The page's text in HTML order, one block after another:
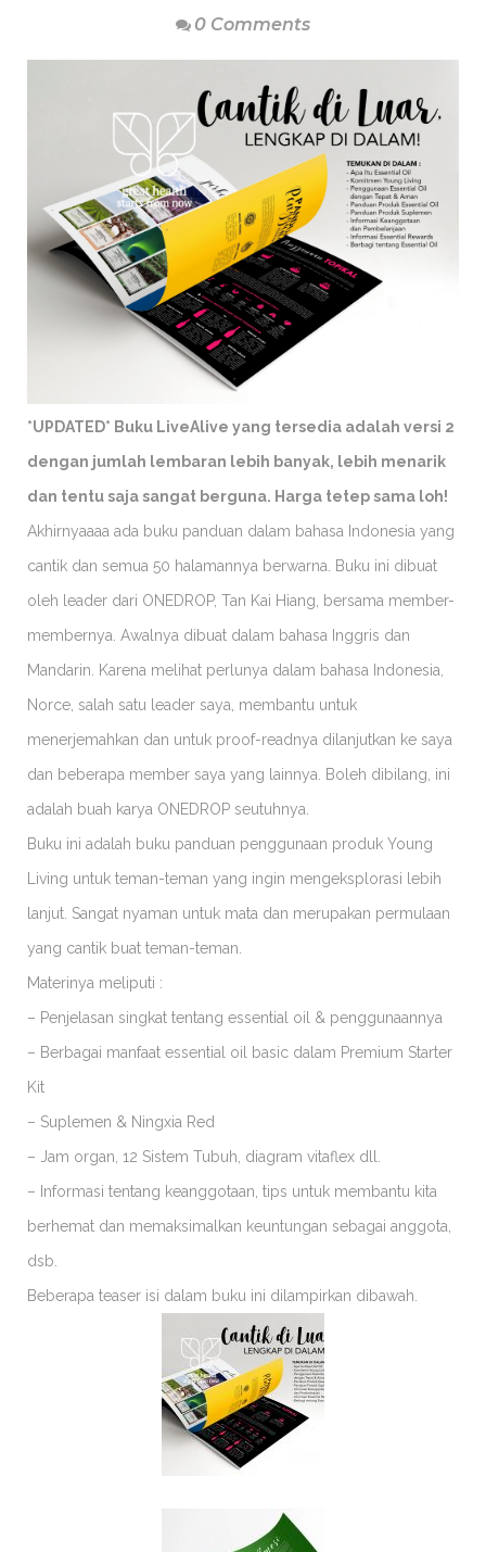
0 Comments
*UPDATED* Buku LiveAlive yang tersedia adalah versi 2
dengan jumlah lembaran lebih banyak, lebih menarik
dan tentu saja sangat berguna. Harga tetep sama loh!
Akhirnyaaaa ada buku panduan dalam bahasa Indonesia yang
cantik dan semua 50 halamannya berwarna. Buku ini dibuat
oleh leader dari ONEDROP, Tan Kai Hiang, bersama member-
membernya. Awalnya dibuat dalam bahasa Inggris dan
Mandarin. Karena melihat perlunya dalam bahasa Indonesia,
Norce, salah satu leader saya, membantu untuk
menerjemahkan dan untuk proof-readnya dilanjutkan ke saya
dan beberapa member saya yang lainnya. Boleh dibilang, ini
adalah buah karya ONEDROP seutuhnya.
Buku ini adalah buku panduan penggunaan produk Young
Living untuk teman-teman yang ingin mengeksplorasi lebih
lanjut. Sangat nyaman untuk mata dan merupakan permulaan
yang cantik buat teman-teman.
Materinya meliputi :
– Penjelasan singkat tentang essential oil & penggunaannya
– Berbagai manfaat essential oil basic dalam Premium Starter
Kit
– Suplemen & Ningxia Red
– Jam organ, 12 Sistem Tubuh, diagram vitaflex dll.
– Informasi tentang keanggotaan, tips untuk membantu kita
berhemat dan memaksimalkan keuntungan sebagai anggota,
dsb.
Beberapa teaser isi dalam buku ini dilampirkan dibawah.